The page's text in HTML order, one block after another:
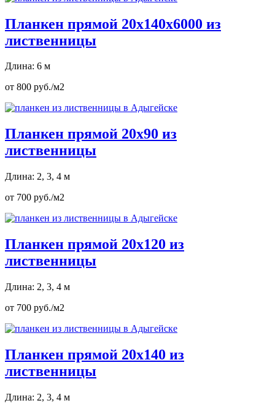
Планкен прямой 20х140х6000 из
лиственницы
Длина: 6 м
от 800 руб./м2
Планкен прямой 20х90 из
лиственницы
Длина: 2, 3, 4 м
от 700 руб./м2
Планкен прямой 20х120 из
лиственницы
Длина: 2, 3, 4 м
от 700 руб./м2
Планкен прямой 20х140 из
лиственницы
Длина: 2, 3, 4 м